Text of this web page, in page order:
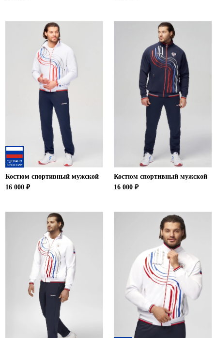
Костюм спортивный мужской
16 000 ₽
Костюм спортивный мужской
16 000 ₽